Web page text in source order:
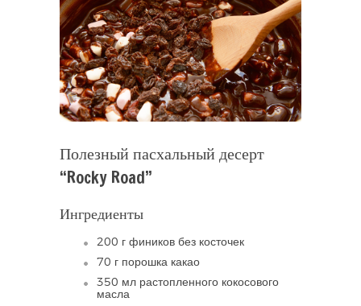
Полезный пасхальный десерт
“Rocky Road”
Ингредиенты
200 г фиников без косточек
70 г порошка какао
350 мл растопленного кокосового
масла